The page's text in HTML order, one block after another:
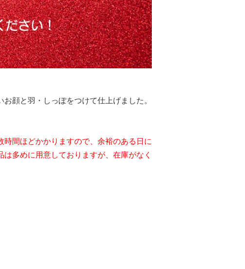
顔と羽・しっぽをつけて仕上げました。
間ほどかかりますので、余裕のある日に
多めに用意しておりますが、在庫がなく